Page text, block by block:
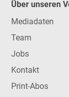
Über unseren
Mediadaten
Team
Jobs
Kontakt
Print-Abos